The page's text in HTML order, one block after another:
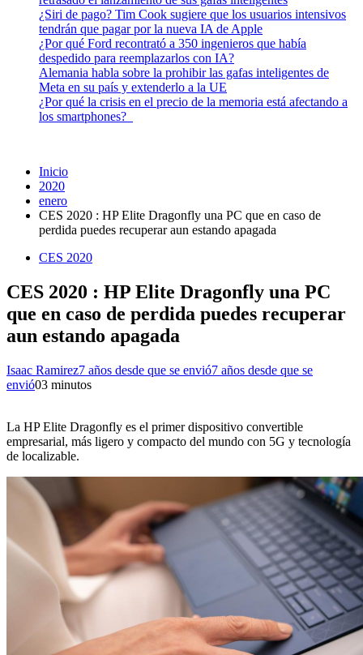
¿Siri de pago? Tim Cook sugiere que los usuarios intensivos
tendrán que pagar por la nueva IA de Apple
¿Por qué Ford recontrató a 350 ingenieros que había
despedido para reemplazarlos con IA?
Alemania habla sobre la prohibir las gafas inteligentes de
Meta en su país y extenderlo a la UE
¿Por qué la crisis en el precio de la memoria está afectando a
los smartphones?
Inicio
2020
enero
CES 2020 : HP Elite Dragonfly una PC que en caso de
perdida puedes recuperar aun estando apagada
CES 2020
CES 2020 : HP Elite Dragonfly una PC
que en caso de perdida puedes recuperar
aun estando apagada
Isaac Ramirez7 años desde que se envió7 años desde que se
envió03 minutos
La HP Elite Dragonfly es el primer dispositivo convertible
empresarial, más ligero y compacto del mundo con 5G y tecnología
de localizable.